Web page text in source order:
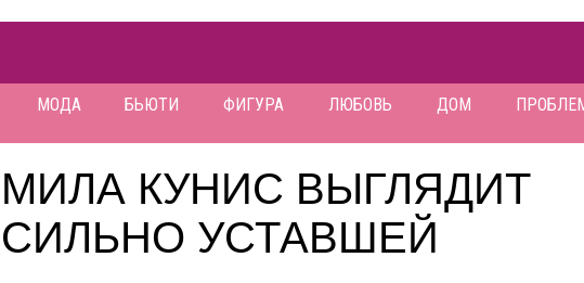
МОДА БЬЮТИ ФИГУРА ЛЮБОВЬ ДОМ
МИЛА КУНИС ВЫГЛЯДИТ
СИЛЬНО УСТАВШЕЙ